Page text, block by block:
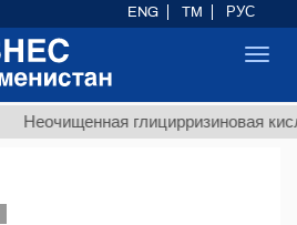
Неочищенная глицирризиновая
ENG TM РУС